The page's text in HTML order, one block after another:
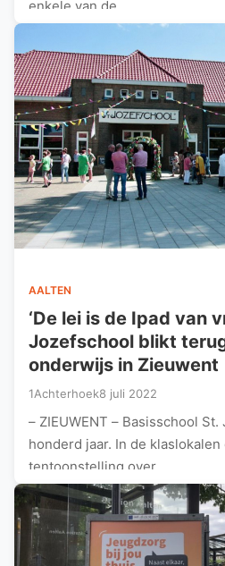
enkele van de…
AALTEN
‘De lei is de Ipad van
Jozefschool blikt
onderwijs in Zieuwent
1Achterhoek8 juli 2022
– ZIEUWENT – Basisschool
honderd jaar. In de
tentoonstelling over…